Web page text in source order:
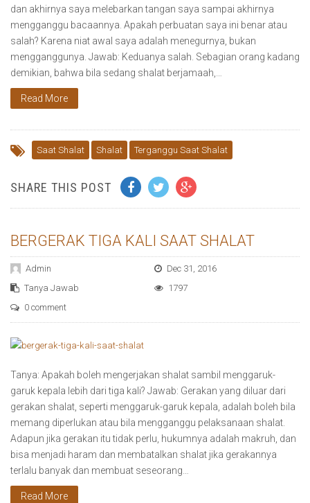
dan akhirnya saya melebarkan tangan saya sampai akhirnya
mengganggu bacaannya. Apakah perbuatan saya ini benar atau
salah? Karena niat awal saya adalah menegurnya, bukan
mengganggunya. Jawab: Keduanya salah. Sebagian orang kadang
demikian, bahwa bila sedang shalat berjamaah,…
Read More
Saat Shalat Shalat Terganggu Saat Shalat
SHARE THIS POST
BERGERAK TIGA KALI SAAT SHALAT
Admin
Dec 31, 2016
Tanya Jawab
1797
0 comment
Tanya: Apakah boleh mengerjakan shalat sambil menggaruk-
garuk kepala lebih dari tiga kali? Jawab: Gerakan yang diluar dari
gerakan shalat, seperti menggaruk-garuk kepala, adalah boleh bila
memang diperlukan atau bila mengganggu pelaksanaan shalat.
Adapun jika gerakan itu tidak perlu, hukumnya adalah makruh, dan
bisa menjadi haram dan membatalkan shalat jika gerakannya
terlalu banyak dan membuat seseorang…
Read More